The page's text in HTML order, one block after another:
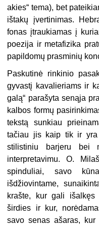
akies“ tema), bet
ištakų įvertini­mas.
fonas įtraukiamas į
poezija ir metafizika
papildomų prasminių
Paskutinė rinkinio
gyvastį kavalieriams ir
galą“ parašyta senąja
kalbos formų
tekstą sunkiau
tačiau jis kaip tik ir
stilistiniu barjeru bei
interpretavimu. O.
spinduliai, savo
išdžiovintame,
krašte, kur gali
širdies ir kur,
savo senas ašaras,